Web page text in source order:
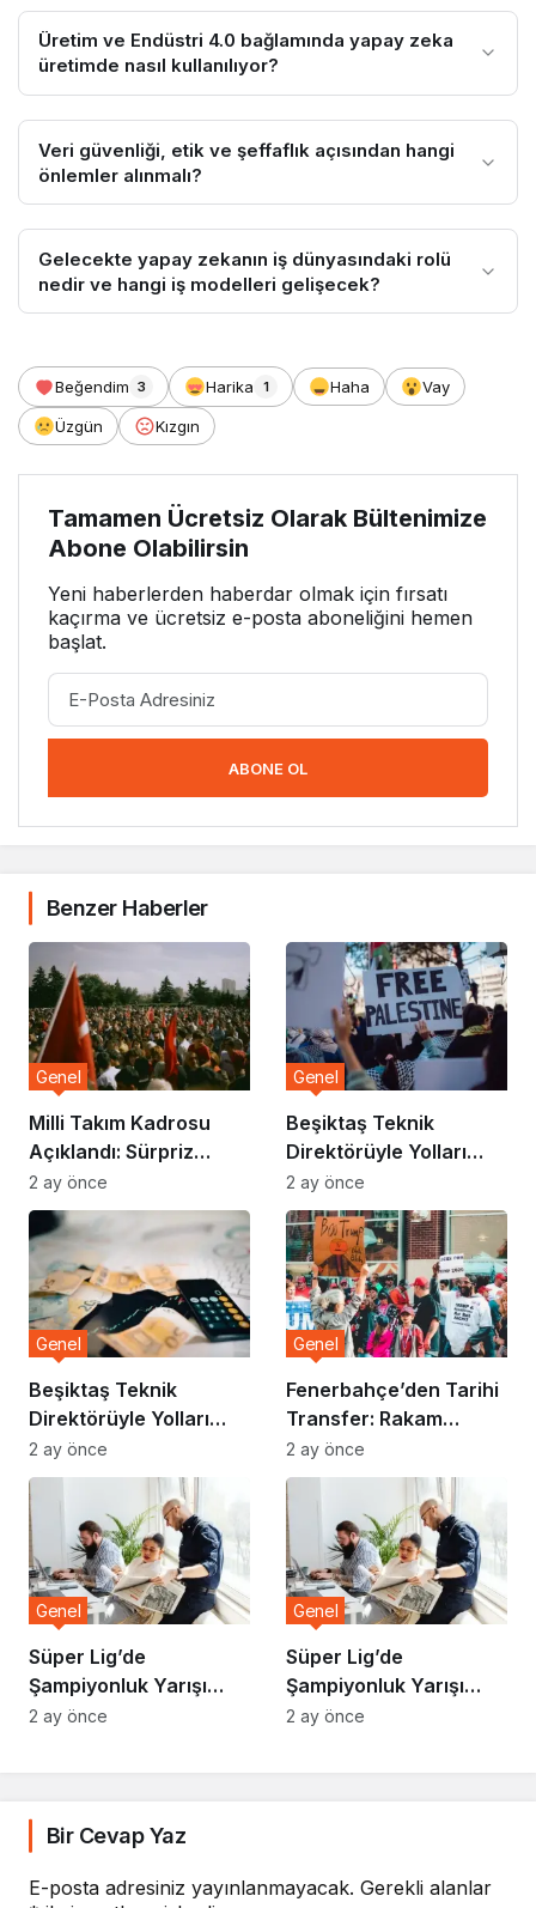
Üretim ve Endüstri 4.0 bağlamında yapay zeka
üretimde nasıl kullanılıyor?
Veri güvenliği, etik ve şeffaflık açısından hangi
önlemler alınmalı?
Gelecekte yapay zekanın iş dünyasındaki rolü
nedir ve hangi iş modelleri gelişecek?
Beğendim 3 Harika 1 Haha Vay
Üzgün Kızgın
Tamamen Ücretsiz Olarak Bültenimize
Abone Olabilirsin
Yeni haberlerden haberdar olmak için fırsatı
kaçırma ve ücretsiz e-posta aboneliğini hemen
başlat.
ABONE OL
Benzer Haberler
Milli Takım Kadrosu
Açıklandı: Sürpriz
İsimler Listede
Genel
2 ay önce
Beşiktaş Teknik
Direktörüyle Yolları
Ayırdı
Genel
2 ay önce
Beşiktaş Teknik
Direktörüyle Yolları
Ayırdı
Genel
2 ay önce
Fenerbahçe’den Tarihi
Transfer: Rakam
Dudak Uçuklattı
Genel
2 ay önce
Süper Lig’de
Şampiyonluk Yarışı
Kızışıyor
Genel
2 ay önce
Süper Lig’de
Şampiyonluk Yarışı
Kızışıyor
Genel
2 ay önce
Bir Cevap Yaz
E-posta adresiniz yayınlanmayacak. Gerekli alanlar